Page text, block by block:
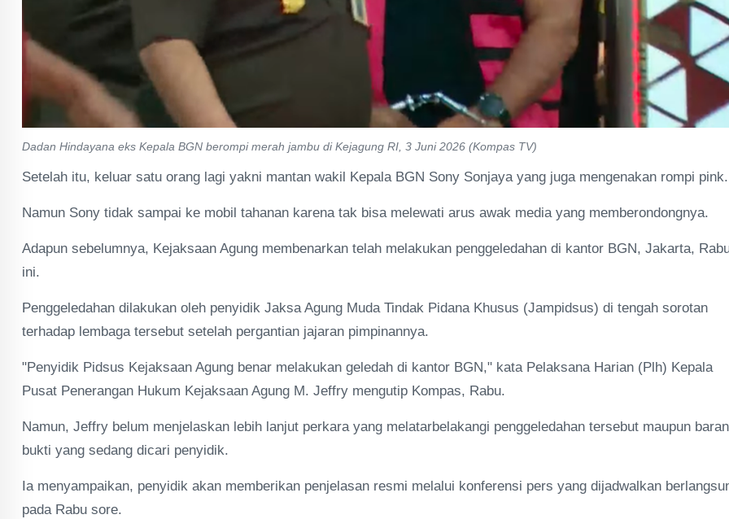
Dadan Hindayana eks Kepala BGN berompi merah jambu di Kejagung RI, 3 Juni 2026 (Kompas TV)
Setelah itu, keluar satu orang lagi yakni mantan wakil Kepala BGN Sony Sonjaya yang juga mengenakan rompi pink.
Namun Sony tidak sampai ke mobil tahanan karena tak bisa melewati arus awak media yang memberondongnya.
Adapun sebelumnya, Kejaksaan Agung membenarkan telah melakukan penggeledahan di kantor BGN, Jakarta,
ini.
Penggeledahan dilakukan oleh penyidik Jaksa Agung Muda Tindak Pidana Khusus (Jampidsus) di tengah sorotan
terhadap lembaga tersebut setelah pergantian jajaran pimpinannya.
"Penyidik Pidsus Kejaksaan Agung benar melakukan geledah di kantor BGN," kata Pelaksana Harian (Plh) Kepala
Pusat Penerangan Hukum Kejaksaan Agung M. Jeffry mengutip Kompas, Rabu.
Namun, Jeffry belum menjelaskan lebih lanjut perkara yang melatarbelakangi penggeledahan tersebut maupun
bukti yang sedang dicari penyidik.
Ia menyampaikan, penyidik akan memberikan penjelasan resmi melalui konferensi pers yang dijadwalkan
pada Rabu sore.